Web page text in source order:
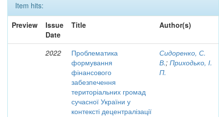
Item hits:
Preview
Issue
Date
Title Author(s)
2022
Проблематика
формування
фінансового
забезпечення
територіальних громад
сучасної України у
контексті децентралізації
Сидоренко, С.
В.; Приходько, І.
П.